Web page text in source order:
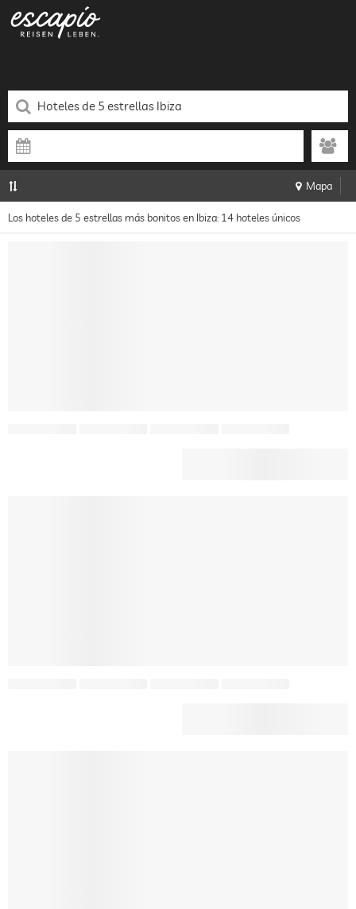
Mapa
Los hoteles de 5 estrellas más bonitos en Ibiza: 14 hoteles únicos